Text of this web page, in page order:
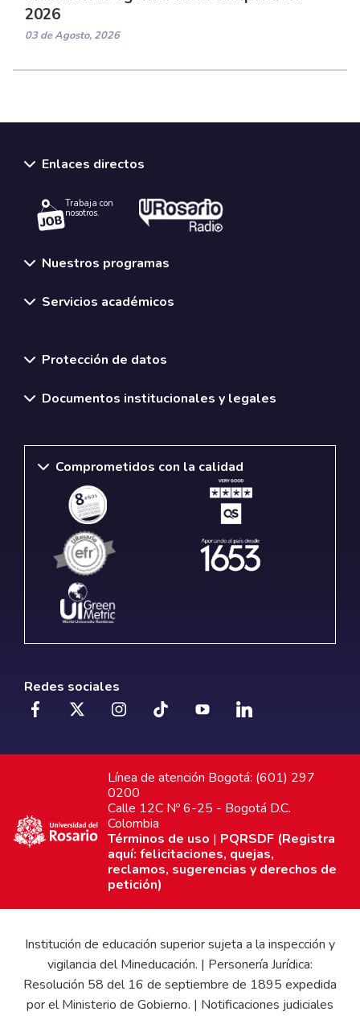
2026
03 de Agosto, 2026
Enlaces directos
Trabaja con
nosotros.
Nuestros programas
Servicios académicos
Protección de datos
Documentos institucionales y legales
Comprometidos con la calidad
Redes sociales
Línea de atención Bogotá: (601) 297
0200
Calle 12C Nº 6-25 - Bogotá D.C.
Colombia
Términos de uso | PQRSDF (Registra
aquí: felicitaciones, quejas,
reclamos, sugerencias y derechos de
petición)
Institución de educación superior sujeta a la inspección y
vigilancia del Mineducación. | Personería Jurídica:
Resolución 58 del 16 de septiembre de 1895 expedida
por el Ministerio de Gobierno. | Notificaciones judiciales